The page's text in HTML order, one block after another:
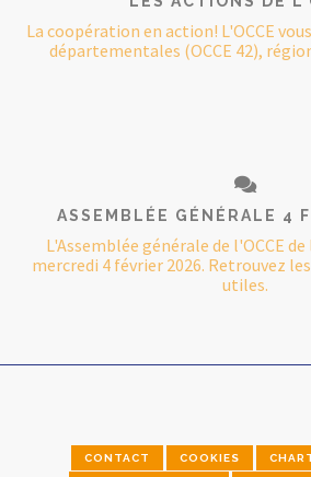
La coopération en action! L'OCCE
départementales (OCCE 42),
ASSEMBLÉE GÉNÉRALE 4
L'Assemblée générale de l'OCCE
mercredi 4 février 2026. Retrouvez
utiles.
CONTACT COOKIES